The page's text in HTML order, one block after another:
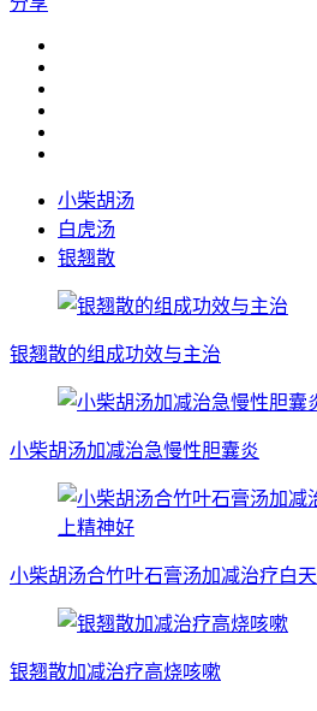
小柴胡汤
白虎汤
银翘散
银翘散的组成功效与主治
小柴胡汤加减治急慢性胆囊炎
小柴胡汤合竹叶石膏汤加减治疗白
银翘散加减治疗高烧咳嗽